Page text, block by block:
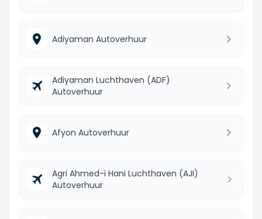
Adiyaman Autoverhuur
Adiyaman Luchthaven (ADF)
Autoverhuur
Afyon Autoverhuur
Agri Ahmed-i Hani Luchthaven (AJI)
Autoverhuur